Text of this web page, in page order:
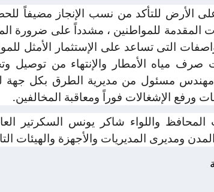
الأرض للتأكد من نسب الإنجاز مضيفاً
للمواطنين ، مشدداً على ضرورة
التى تساعد على الإستثمار الأمثل
صرف مياه الأمطار والإنتهاء من
مسئول من مديرية الطرق بكل جهة
ورفع الإشغالات فوراً ومعاقبة المخالفين.
المحافظ واللواء شاكر يونس السكرتير
ومديرى المديريات والأجهزة والهيئات